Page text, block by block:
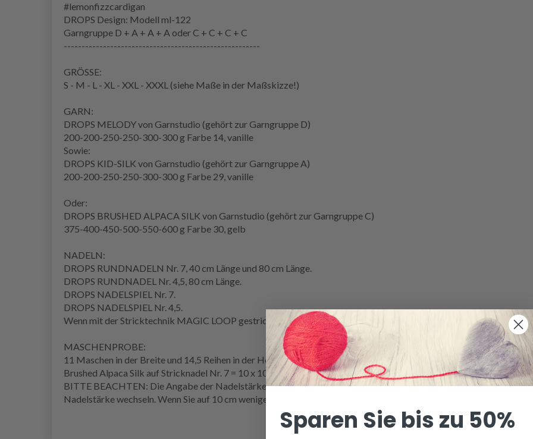
#lemonfizzcardigan
DROPS Design: Modell ml-122
Garngruppe D + A + A + A oder C + C + C + C
-------------------------------------------------------
GRÖSSE:
S - M - L - XL - XXL - XXXL (siehe Maße in der Maßskizze!)
GARN:
DROPS MELODY von Garnstudio (gehört zur Garngruppe D)
200-200-250-250-300-300 g Farbe 14, vanille
Sowie:
DROPS KID-SILK von Garnstudio (gehört zur Garngruppe A)
200-200-250-250-300-300 g Farbe 29, vanille
Oder:
DROPS BRUSHED ALPACA SILK von Garnstudio (gehört zur Garngruppe C)
375-400-450-500-550-600 g Farbe 30, gelb
NADELN:
DROPS RUNDNADELN Nr. 7, 40 cm Länge und 80 cm Länge.
DROPS RUNDNADEL Nr. 4,5, 80 cm Länge.
DROPS NADELSPIEL Nr. 7.
DROPS NADELSPIEL Nr. 4,5.
Wenn mit der Stricktechnik MAGIC LOOP gestrickt wird, werden nur Rundnadeln in 80 cm Länge für jede
MASCHENPROBE:
11 Maschen in der Breite und 14,5 Reihen in der Höhe glatt rechtsmit 1 Faden DROPS Melody zusammen mit 3
Brushed Alpaca Silk auf Stricknadel Nr. 7 = 10 x 10 cm.
BITTE BEACHTEN: Die Angabe der Nadelstärke ist nur eine Orientierungshilfe. Wenn Sie auf 10 cm mehr
Nadelstärke wechseln. Wenn Sie auf 10 cm weniger Maschen als oben genannt haben, zu einer dünneren
Sparen Sie bis zu 50%